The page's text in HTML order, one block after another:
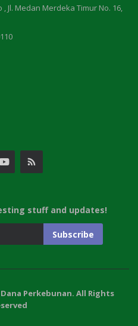
Jl. Medan Merdeka Timur No. 16,
stuff and updates!
Perkebunan. All Rights